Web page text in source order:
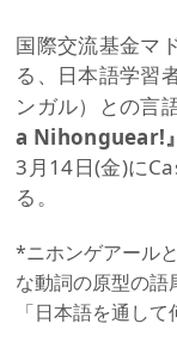
国際交流基金マ
る、日本語学習
ンガル）との言
a Nihonguear!』
3月14日(金)に
る。
*ニホンゲアール
な動詞の原型の
「日本語を通して